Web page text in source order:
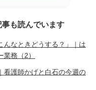
も読んでいます
んなときどうする？」｜は
務（2）
看護師かげと白石の今週の